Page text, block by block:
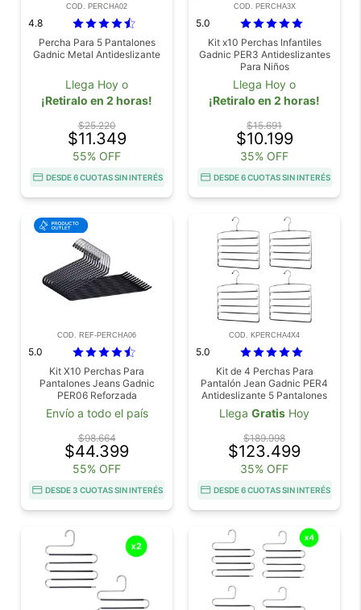
COD. PERCHA02
4.8
Percha Para 5 Pantalones
Gadnic Metal Antideslizante
Llega Hoy o
¡Retiralo en 2 horas!
$25.220
$11.349
55% OFF
DESDE 6 CUOTAS SIN INTERÉS
COD. PERCHA3X
5.0
Kit x10 Perchas Infantiles
Gadnic PER3 Antideslizantes
Para Niños
Llega Hoy o
¡Retiralo en 2 horas!
$15.691
$10.199
35% OFF
DESDE 6 CUOTAS SIN INTERÉS
COD. REF-PERCHA06
5.0
Kit X10 Perchas Para
Pantalones Jeans Gadnic
PER06 Reforzada
Antideslizante Outlet
Envío a todo el país
$98.664
$44.399
55% OFF
DESDE 3 CUOTAS SIN INTERÉS
COD. KPERCHA4X4
5.0
Kit de 4 Perchas Para
Pantalón Jean Gadnic PER4
Antideslizante 5 Pantalones
Llega Gratis Hoy
$189.998
$123.499
35% OFF
DESDE 6 CUOTAS SIN INTERÉS